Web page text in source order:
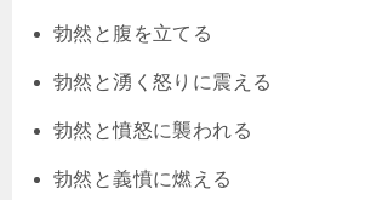
勃然と腹を立てる
勃然と湧く怒りに震える
勃然と憤怒に襲われる
勃然と義憤に燃える